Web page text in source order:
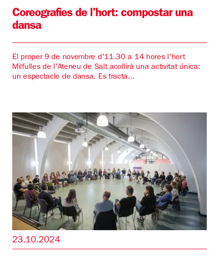
Coreografies de l'hort: compostar una
dansa
El proper 9 de novembre d'11.30 a 14 hores l'hort
Milfulles de l'Ateneu de Salt acollirà una activitat única:
un espectacle de dansa. Es tracta...
23.10.2024